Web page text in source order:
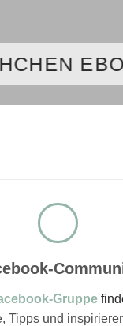
Gruppe
Tipps und